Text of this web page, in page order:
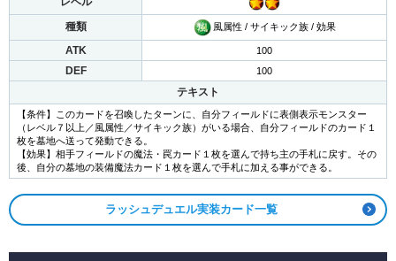
種類
風属性 / サイキック族 / 効果
ATK 100
DEF 100
テキスト
【条件】このカードを召喚したターンに、自分フィールドに表側表示モンスター
（レベル７以上／風属性／サイキック族）がいる場合、自分フィールドのカード１
枚を墓地へ送って発動できる。
【効果】相手フィールドの魔法・罠カード１枚を選んで持ち主の手札に戻す。その
後、自分の墓地の装備魔法カード１枚を選んで手札に加える事ができる。
ラッシュデュエル実装カード一覧